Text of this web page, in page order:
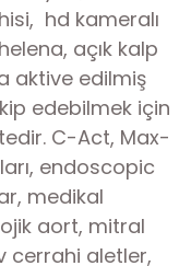
hd kameralı
açık kalp
aktive edilmiş
edebilmek için
C-Act, Max-
endoscopic
medikal
aort, mitral
cerrahi aletler,